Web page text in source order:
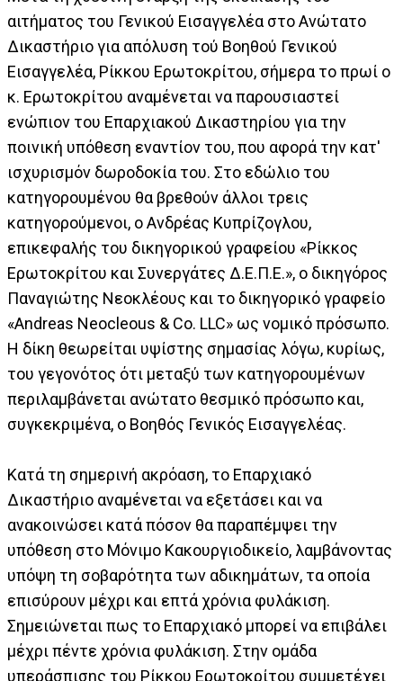
αιτήματος του Γενικού Εισαγγελέα στο Ανώτατο
Δικαστήριο για απόλυση τού Βοηθού Γενικού
Εισαγγελέα, Ρίκκου Ερωτοκρίτου, σήμερα το πρωί ο
κ. Ερωτοκρίτου αναμένεται να παρουσιαστεί
ενώπιον του Επαρχιακού Δικαστηρίου για την
ποινική υπόθεση εναντίον του, που αφορά την κατ'
ισχυρισμόν δωροδοκία του. Στο εδώλιο του
κατηγορουμένου θα βρεθούν άλλοι τρεις
κατηγορούμενοι, ο Ανδρέας Κυπρίζογλου,
επικεφαλής του δικηγορικού γραφείου «Ρίκκος
Ερωτοκρίτου και Συνεργάτες Δ.Ε.Π.Ε.», ο δικηγόρος
Παναγιώτης Νεοκλέους και το δικηγορικό γραφείο
«Andreas Neocleous & Co. LLC» ως νομικό πρόσωπο.
Η δίκη θεωρείται υψίστης σημασίας λόγω, κυρίως,
του γεγονότος ότι μεταξύ των κατηγορουμένων
περιλαμβάνεται ανώτατο θεσμικό πρόσωπο και,
συγκεκριμένα, ο Βοηθός Γενικός Εισαγγελέας.
Κατά τη σημερινή ακρόαση, το Επαρχιακό
Δικαστήριο αναμένεται να εξετάσει και να
ανακοινώσει κατά πόσον θα παραπέμψει την
υπόθεση στο Μόνιμο Κακουργιοδικείο, λαμβάνοντας
υπόψη τη σοβαρότητα των αδικημάτων, τα οποία
επισύρουν μέχρι και επτά χρόνια φυλάκιση.
Σημειώνεται πως το Επαρχιακό μπορεί να επιβάλει
μέχρι πέντε χρόνια φυλάκιση. Στην ομάδα
υπεράσπισης του Ρίκκου Ερωτοκρίτου συμμετέχει